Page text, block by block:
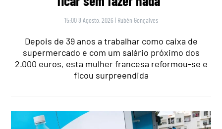
15:00 8 Agosto, 2026 | Rubén Gonçalves
Depois de 39 anos a trabalhar como caixa de
supermercado e com um salário próximo dos
2.000 euros, esta mulher francesa reformou-se e
ficou surpreendida